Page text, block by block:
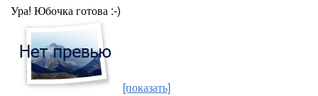
Ура! Юбочка готова :-)
[показать]